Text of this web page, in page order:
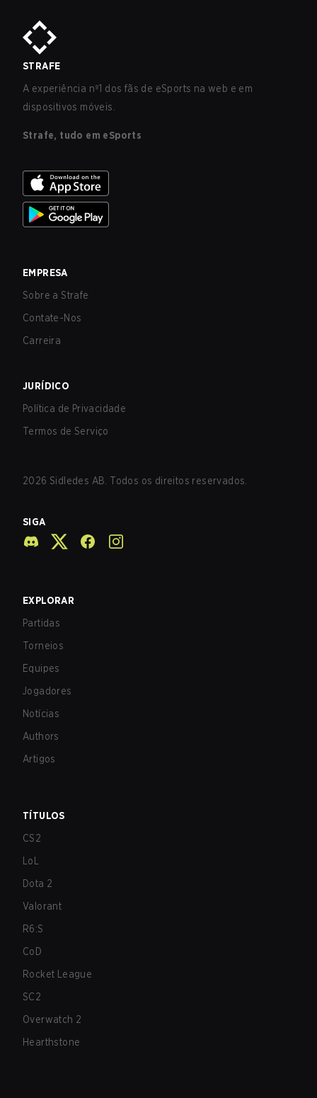
STRAFE
A experiência nº1 dos fãs de eSports na web e em
dispositivos móveis.
Strafe, tudo em eSports
EMPRESA
Sobre a Strafe
Contate-Nos
Carreira
JURÍDICO
Política de Privacidade
Termos de Serviço
2026 Sidledes AB. Todos os direitos reservados.
SIGA
EXPLORAR
Partidas
Torneios
Equipes
Jogadores
Notícias
Authors
Artigos
TÍTULOS
CS2
LoL
Dota 2
Valorant
R6:S
CoD
Rocket League
SC2
Overwatch 2
Hearthstone